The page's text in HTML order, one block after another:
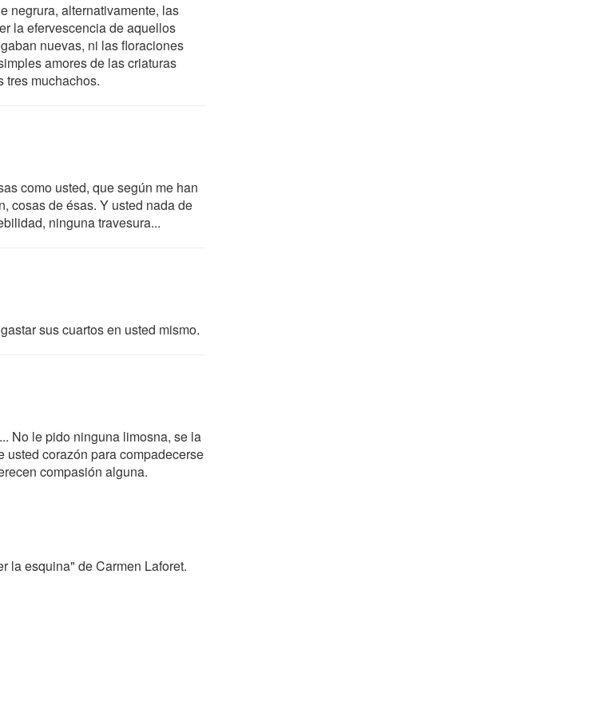
negrura, alternativamente, las
la efervescencia de aquellos
nuevas, ni las floraciones
amores de las criaturas
tres muchachos.
como usted, que según me han
cosas de ésas. Y usted nada de
ninguna travesura...
sus cuartos en usted mismo.
No le pido ninguna limosna, se la
usted corazón para compadecerse
compasión alguna.
la esquina" de Carmen Laforet.